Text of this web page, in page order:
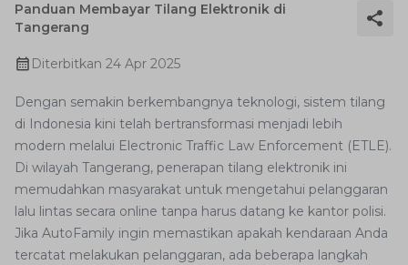
Panduan Membayar Tilang Elektronik di
Tangerang
Diterbitkan 24 Apr 2025
Dengan semakin berkembangnya teknologi, sistem tilang
di Indonesia kini telah bertransformasi menjadi lebih
modern melalui Electronic Traffic Law Enforcement (ETLE).
Di wilayah Tangerang, penerapan tilang elektronik ini
memudahkan masyarakat untuk mengetahui pelanggaran
lalu lintas secara online tanpa harus datang ke kantor polisi.
Jika AutoFamily ingin memastikan apakah kendaraan Anda
tercatat melakukan pelanggaran, ada beberapa langkah